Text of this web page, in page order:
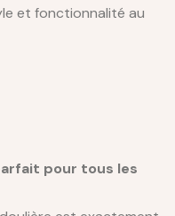
et fonctionnalité au
pour tous les